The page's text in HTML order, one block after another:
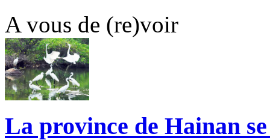
A vous de (re)voir
La province de Hainan